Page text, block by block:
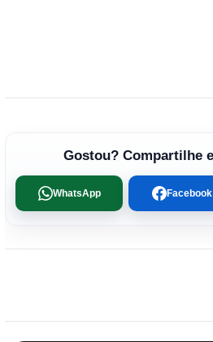
Gostou? Compartilhe
WhatsApp Facebook